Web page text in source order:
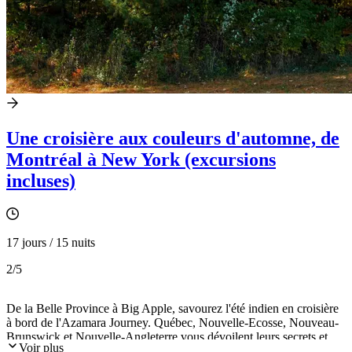
Une croisière aux couleurs d'automne, de
Montréal à New York (excursions
incluses)
17 jours / 15 nuits
2/5
De la Belle Province à Big Apple, savourez l'été indien en croisière
à bord de l'Azamara Journey. Québec, Nouvelle-Ecosse, Nouveau-
Brunswick et Nouvelle-Angleterre vous dévoilent leurs secrets et
Voir plus